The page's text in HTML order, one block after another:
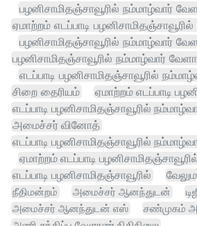
பழனிசாமிதஞ்சாவூரில் நம்மாழ்வார்
ஏமாற்றம் எடப்பாடி
பழனிசாமிதஞ்சாவூரில் நம்மாழ்வார்
பழனிசாமிதஞ்சாவூரில் நம்மாழ்வார்
எடப்பாடி பழனிசாமிதஞ்சாவூரில்
சிறை தைரியம்
ஏமாற்றம் எடப்பாடி
எடப்பாடி பழனிசாமிதஞ்சாவூரில்
அமைச்சர் வினோத்
எடப்பாடி பழனிசாமிதஞ்சாவூரில்
ஏமாற்றம் எடப்பாடி
எடப்பாடி பழனிசாமிதஞ்சாவூரில்
நீதிமன்றம்
அமைச்சர் ஆனந்துடன்
அமைச்சர் ஆனந்துடன் எஸ்
சண்முகம்